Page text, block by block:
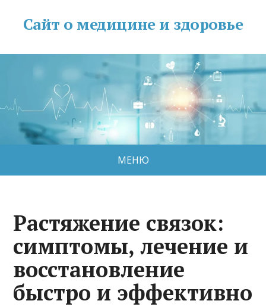
Сайт о медицине и здоровье
МЕНЮ
Растяжение связок:
симптомы, лечение и
восстановление
быстро и эффективно